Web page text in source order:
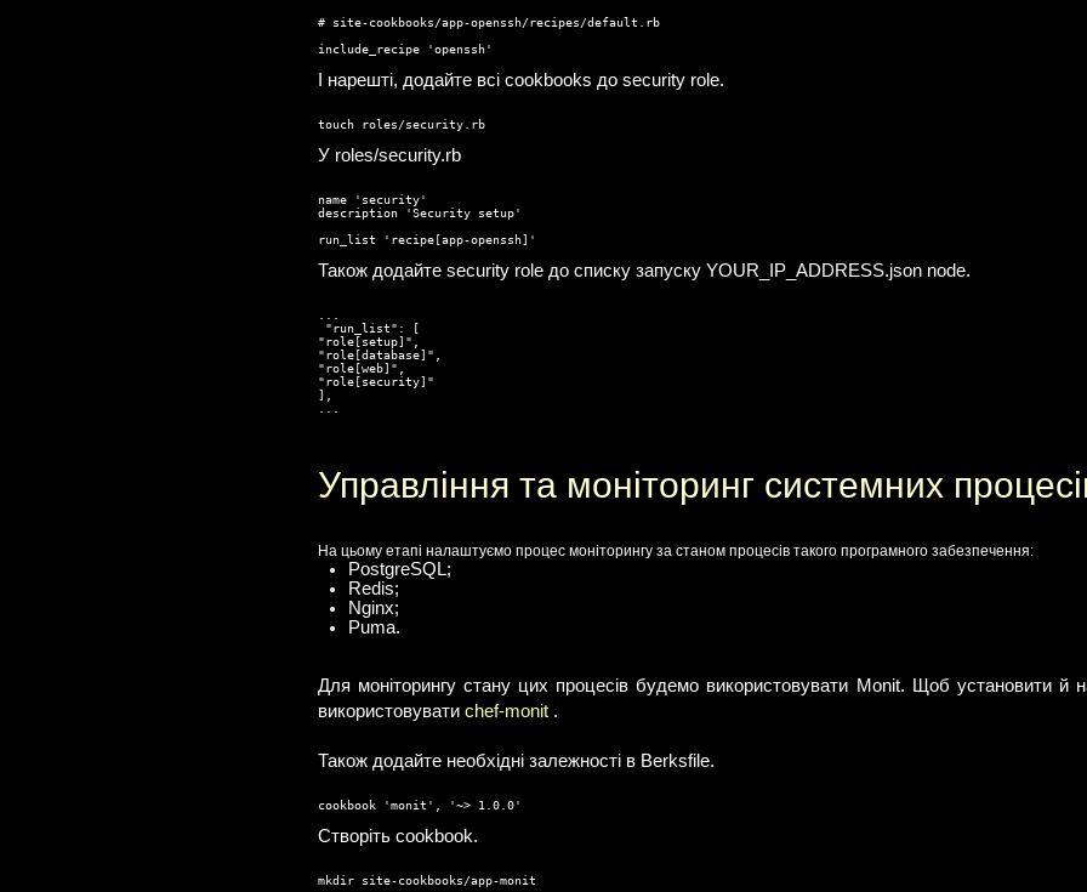
# site-cookbooks/app-openssh/recipes/default.rb
include_recipe 'openssh'
І нарешті, додайте всі cookbooks до security role.
touch roles/security.rb
У roles/security.rb
name 'security'
description 'Security setup'
run_list 'recipe[app-openssh]'
Також додайте security role до списку запуску YOUR_IP_ADDRESS.json node.
"run_list": [
"role[setup]",
"role[database]",
"role[web]",
"role[security]"
],
Управління та моніторинг системних
На цьому етапі налаштуємо процес моніторингу за станом процесів такого програмного забезпечення:
PostgreSQL;
Redis;
Nginx;
Puma.
Для моніторингу стану цих процесів будемо використовувати Monit. Щоб установити й
використовувати chef-monit .
Також додайте необхідні залежності в Berksfile.
cookbook 'monit', '~> 1.0.0'
Створіть cookbook.
mkdir site-cookbooks/app-monit